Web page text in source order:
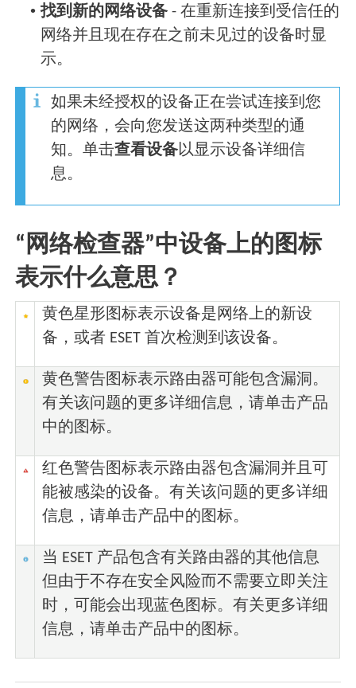
• 找到新的网络设备 - 在重新连接到受信任的
网络并且现在存在之前未见过的设备时显
示。
如果未经授权的设备正在尝试连接到您
的网络，会向您发送这两种类型的通
知。单击查看设备以显示设备详细信
息。
“网络检查器”中设备上的图标
表示什么意思？
黄色星形图标表示设备是网络上的新设
备，或者 ESET 首次检测到该设备。
黄色警告图标表示路由器可能包含漏洞。
有关该问题的更多详细信息，请单击产品
中的图标。
红色警告图标表示路由器包含漏洞并且可
能被感染的设备。有关该问题的更多详细
信息，请单击产品中的图标。
当 ESET 产品包含有关路由器的其他信息
但由于不存在安全风险而不需要立即关注
时，可能会出现蓝色图标。有关更多详细
信息，请单击产品中的图标。